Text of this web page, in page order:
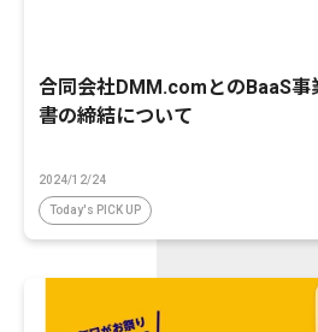
合同会社DMM.comとのBaaS事
書の締結について
2024/12/24
Today's PICK UP